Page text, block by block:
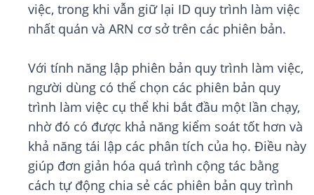
việc, trong khi vẫn giữ lại ID quy trình làm việc
nhất quán và ARN cơ sở trên các phiên bản.
Với tính năng lập phiên bản quy trình làm việc,
người dùng có thể chọn các phiên bản quy
trình làm việc cụ thể khi bắt đầu một lần chạy,
nhờ đó có được khả năng kiểm soát tốt hơn và
khả năng tái lập các phân tích của họ. Điều này
giúp đơn giản hóa quá trình cộng tác bằng
cách tự động chia sẻ các phiên bản quy trình